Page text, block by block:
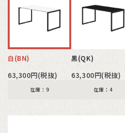
白(BN)
63,300円(税抜)
在庫：9
黒(QK)
63,300円(税抜)
在庫：4